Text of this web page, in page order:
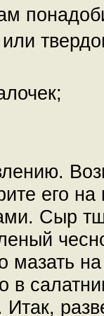
его на
Сыр
мазать
в